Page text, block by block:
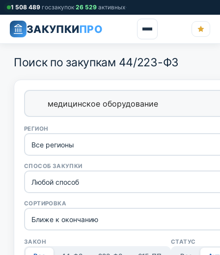
Перейти
к
содержимому
1 508 489 госзакупок·26 529 активных·
ЗАКУПКИПРО
Поиск по закупкам 44/223-ФЗ
РЕГИОН
СПОСОБ ЗАКУПКИ
СОРТИРОВКА
ЗАКОН СТАТУС